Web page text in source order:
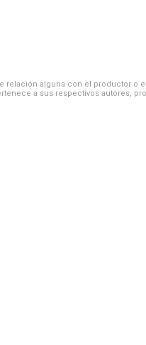
relación alguna con el productor o
a sus respectivos autores,